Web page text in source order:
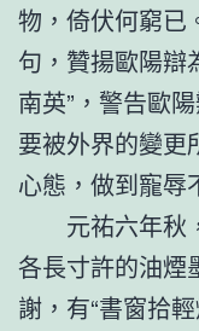
物，倚伏何窮已
句，贊揚歐陽辯
南英”，警告歐
要被外界的變更
心態，做到寵辱
元祐六年秋
各長寸許的油煙
謝，有“書窗拾